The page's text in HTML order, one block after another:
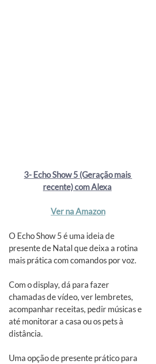
3- Echo Show 5 (Geração mais
recente) com Alexa
Ver na Amazon
O Echo Show 5 é uma ideia de
presente de Natal que deixa a rotina
mais prática com comandos por voz.
Com o display, dá para fazer
chamadas de vídeo, ver lembretes,
acompanhar receitas, pedir músicas e
até monitorar a casa ou os pets à
distância.
Uma opção de presente prático para